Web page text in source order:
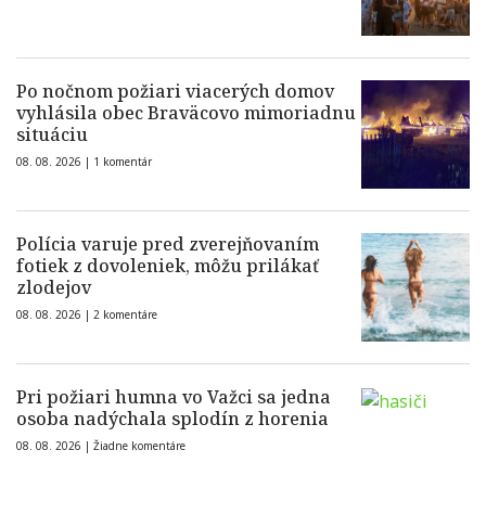
Po nočnom požiari viacerých domov
vyhlásila obec Braväcovo mimoriadnu
situáciu
08. 08. 2026 | 1 komentár
Polícia varuje pred zverejňovaním
fotiek z dovoleniek, môžu prilákať
zlodejov
08. 08. 2026 | 2 komentáre
Pri požiari humna vo Važci sa jedna
osoba nadýchala splodín z horenia
08. 08. 2026 | Žiadne komentáre